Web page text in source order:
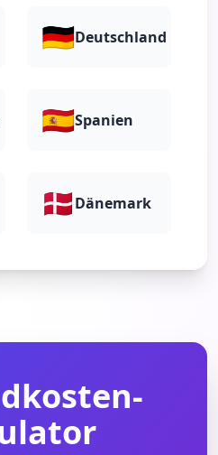
🇩🇪Deutschland
🇪🇸Spanien
🇩🇰Dänemark